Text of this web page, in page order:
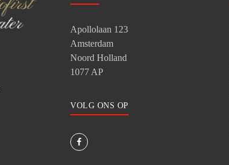
Apollolaan 123
Amsterdam
Noord Holland
1077 AP
VOLG ONS OP